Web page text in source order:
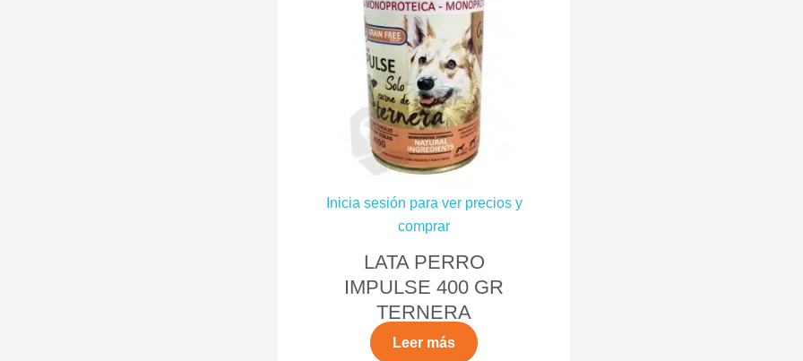
Inicia sesión para ver precios y
comprar
LATA PERRO
IMPULSE 400 GR
TERNERA
Leer más